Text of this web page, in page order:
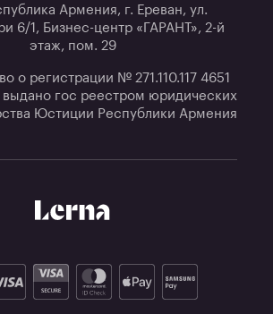
Армения, г. Ереван, ул.
6/1, Бизнес-центр «ГАРАНТ», 2-й
этаж, пом. 29
о регистрации № 271.110.117 4651
выдано гос реестром юридических
Юстиции Республики Армения